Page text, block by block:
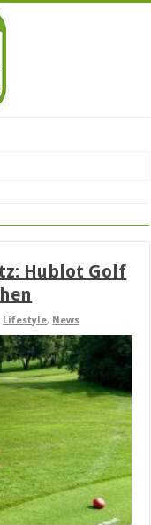
Hublot Golf
Lifestyle, News